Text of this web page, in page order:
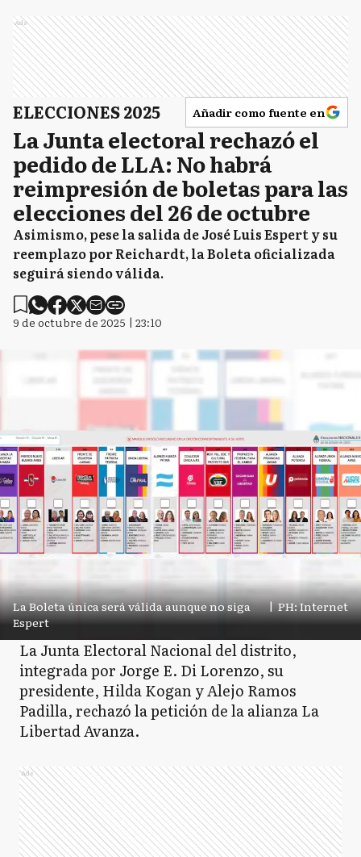
Ads
ELECCIONES 2025 Añadir como fuente en
La Junta electoral rechazó el
pedido de LLA: No habrá
reimpresión de boletas para las
elecciones del 26 de octubre
Asimismo, pese la salida de José Luis Espert y su
reemplazo por Reichardt, la Boleta oficializada
seguirá siendo válida.
9 de octubre de 2025 | 23:10
La Boleta única será válida aunque no siga
Espert
| PH: Internet
La Junta Electoral Nacional del distrito,
integrada por Jorge E. Di Lorenzo, su
presidente, Hilda Kogan y Alejo Ramos
Padilla, rechazó la petición de la alianza La
Libertad Avanza.
Ads